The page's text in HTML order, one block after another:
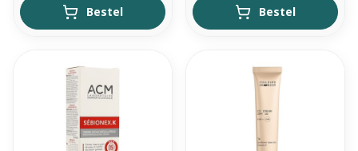
Bestel Bestel